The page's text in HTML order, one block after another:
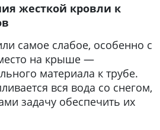
жесткой кровли к
самое слабое, особенно с
на крыше —
материала к трубе.
вся вода со снегом,
задачу обеспечить их